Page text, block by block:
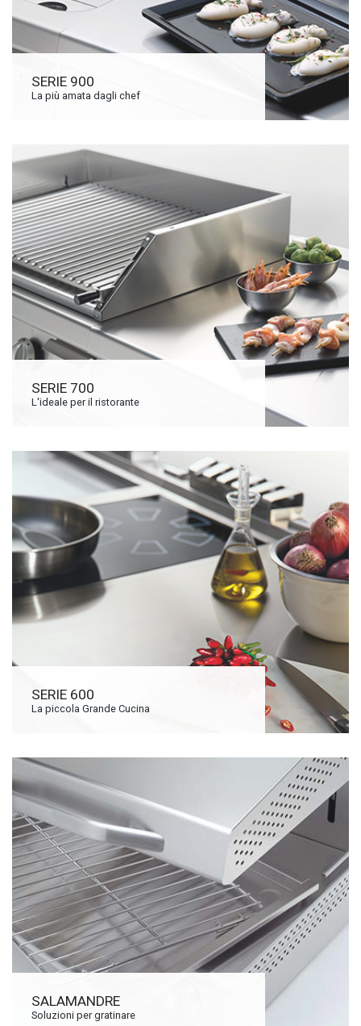
SERIE 900
La più amata dagli chef
SERIE 700
L'ideale per il ristorante
SERIE 600
La piccola Grande Cucina
SALAMANDRE
Soluzioni per gratinare